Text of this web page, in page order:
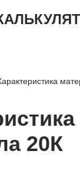
20К